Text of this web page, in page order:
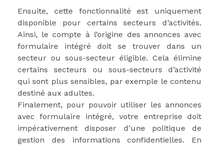
Ensuite, cette fonctionnalité est uniquement
disponible pour certains secteurs d’activités.
Ainsi, le compte à l’origine des annonces avec
formulaire intégré doit se trouver dans un
secteur ou sous-secteur éligible. Cela élimine
certains secteurs ou sous-secteurs d’activité
qui sont plus sensibles, par exemple le contenu
destiné aux adultes.
Finalement, pour pouvoir utiliser les annonces
avec formulaire intégré, votre entreprise doit
impérativement disposer d’une politique de
gestion des informations confidentielles. En